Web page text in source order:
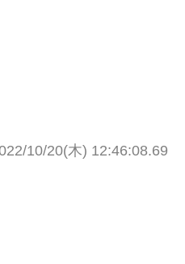
10/20(木) 12:46:08.69